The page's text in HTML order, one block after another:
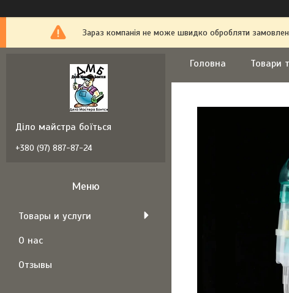
Зараз компанія не може швидко обробляти
Головна Товари
Діло майстра боїться
+380 (97) 887-87-24
Товары и услуги
О нас
Отзывы